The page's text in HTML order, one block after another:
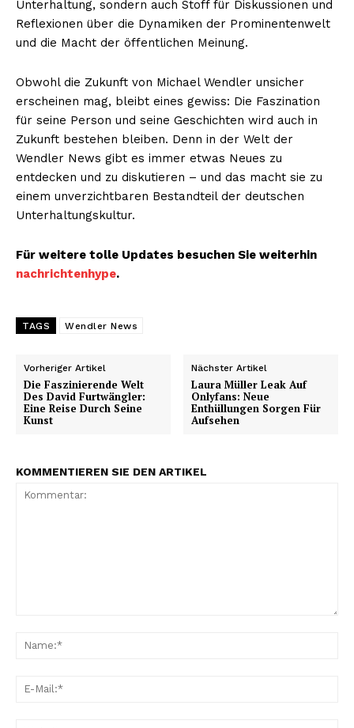
Unterhaltung, sondern auch Stoff für Diskussionen und
Reflexionen über die Dynamiken der Prominentenwelt
und die Macht der öffentlichen Meinung.
Obwohl die Zukunft von Michael Wendler unsicher
erscheinen mag, bleibt eines gewiss: Die Faszination
für seine Person und seine Geschichten wird auch in
Zukunft bestehen bleiben. Denn in der Welt der
Wendler News gibt es immer etwas Neues zu
entdecken und zu diskutieren – und das macht sie zu
einem unverzichtbaren Bestandteil der deutschen
Unterhaltungskultur.
Für weitere tolle Updates besuchen Sie weiterhin
nachrichtenhype.
TAGS Wendler News
Vorheriger Artikel
Die Faszinierende Welt
Des David Furtwängler:
Eine Reise Durch Seine
Kunst
Nächster Artikel
Laura Müller Leak Auf
Onlyfans: Neue
Enthüllungen Sorgen Für
Aufsehen
KOMMENTIEREN SIE DEN ARTIKEL